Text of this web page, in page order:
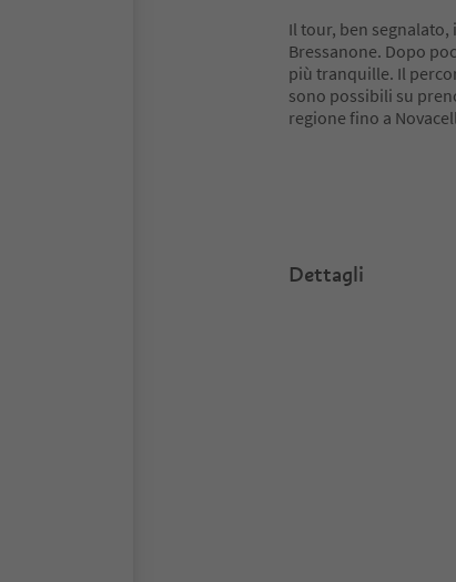
Il tour, ben
Bressanone. Dopo
più tranquille. Il
sono possibili su
regione fino a
Dettagli